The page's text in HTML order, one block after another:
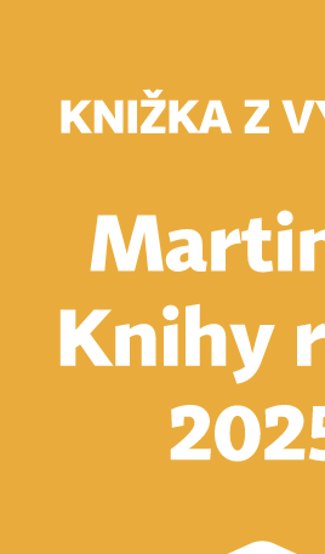
Vyhľadávanie
Vyhľadávanie